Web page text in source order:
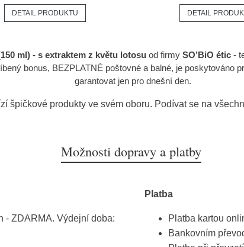
DETAIL PRODUKTU DETAIL
ml) - s extraktem z květu lotosu od firmy SO’BiO étic -
bonus, BEZPLATNÉ poštovné a balné, je poskytováno
garantovat jen pro dnešní den.
špičkové produkty ve svém oboru. Podívat se na
Možnosti dopravy a platby
- ZDARMA. Výdejní doba:
Platba
Platba kartou
Bankovním